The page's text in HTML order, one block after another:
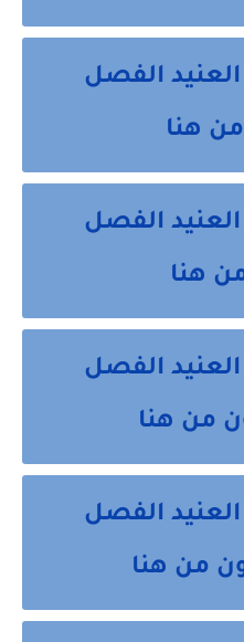
الفصل
هنا
الفصل
هنا
الفصل
من هنا
الفصل
من هنا